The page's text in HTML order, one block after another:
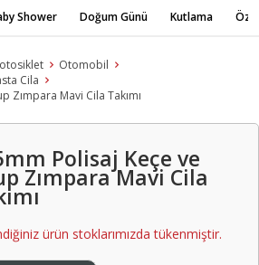
Shower Doğum Günü Kutlama
Otomobil
Cila
Zımpara Mavi Cila Takımı
Polisaj Keçe ve
Zımpara Mavi Cila
ürün stoklarımızda tükenmiştir.